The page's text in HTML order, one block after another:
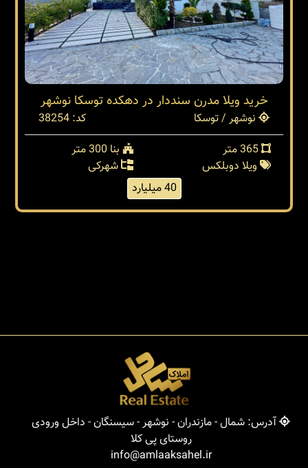
خرید ویلا مدرن سنددار در دهکده توسکا نوشهر
نوشهر / توسکا
کد: 38254
بنا 300 متر
ویلا دوبلکس
شهرکی
40 میلیارد
آدرس: شمال - مازندران - نوشهر - سیسنگان - داخل ورودی
روستای پی کلا
info@amlaaksahel.ir